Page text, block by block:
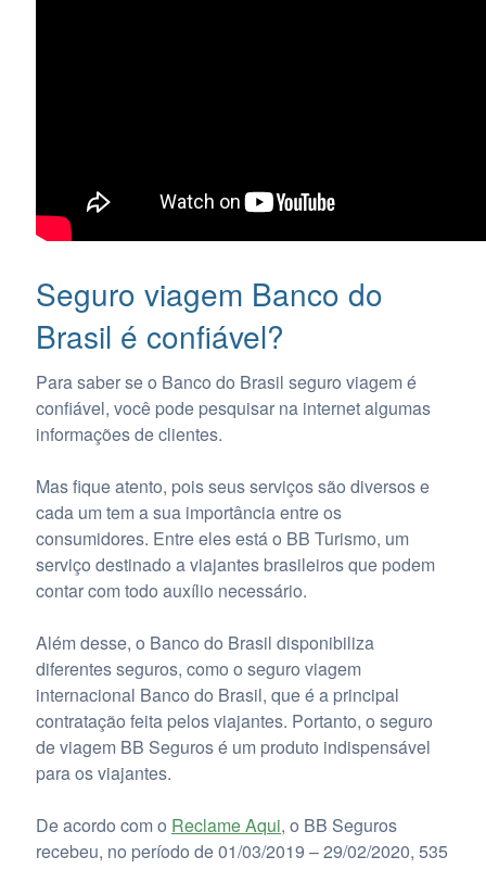
Seguro viagem Banco do
Brasil é confiável?
Para saber se o Banco do Brasil seguro viagem é
confiável, você pode pesquisar na internet algumas
informações de clientes.
Mas fique atento, pois seus serviços são diversos e
cada um tem a sua importância entre os
consumidores. Entre eles está o BB Turismo, um
serviço destinado a viajantes brasileiros que podem
contar com todo auxílio necessário.
Além desse, o Banco do Brasil disponibiliza
diferentes seguros, como o seguro viagem
internacional Banco do Brasil, que é a principal
contratação feita pelos viajantes. Portanto, o seguro
de viagem BB Seguros é um produto indispensável
para os viajantes.
De acordo com o Reclame Aqui, o BB Seguros
recebeu, no período de 01/03/2019 – 29/02/2020, 535